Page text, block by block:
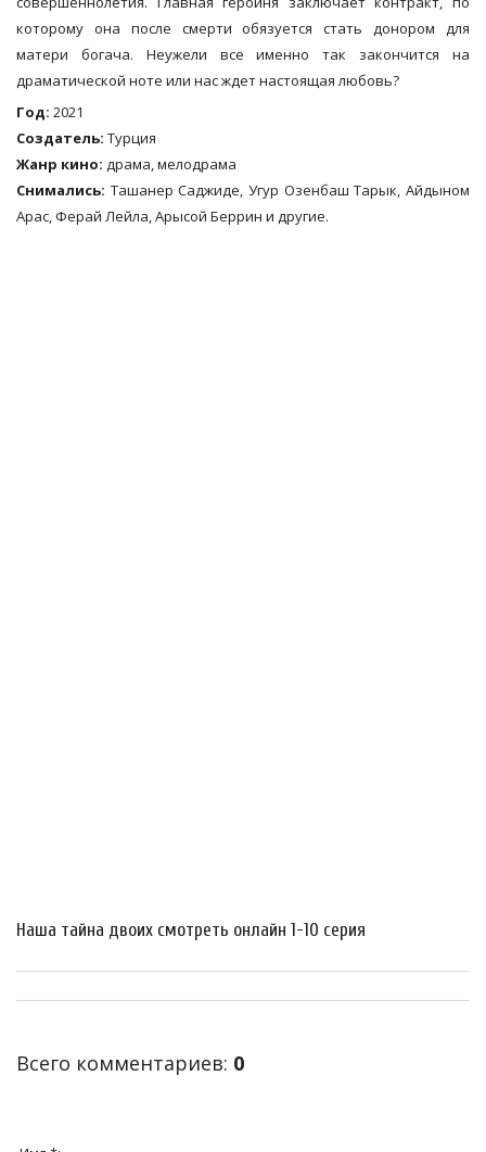
которому она после смерти обязуется стать донором для
матери богача. Неужели все именно так закончится на
драматической ноте или нас ждет настоящая любовь?
Год: 2021
Создатель: Турция
Жанр кино: драма, мелодрама
Снимались: Ташанер Саджиде, Угур Озенбаш Тарык, Айдыном
Арас, Ферай Лейла, Арысой Беррин и другие.
Наша тайна двоих смотреть онлайн 1-10 серия
Всего комментариев: 0